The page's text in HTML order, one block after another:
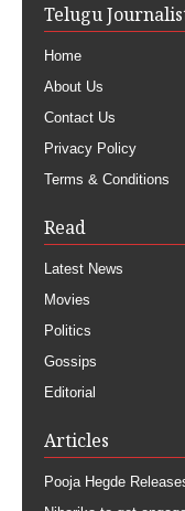
Telugu
Home
About Us
Contact Us
Privacy Policy
Terms & Conditions
Read
Latest News
Movies
Politics
Gossips
Editorial
Articles
Pooja Hegde